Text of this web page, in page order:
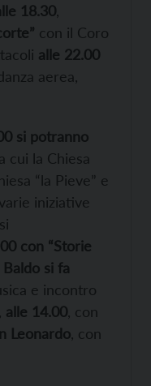
18.30
con il Coro
alle 22.00
aerea,
si potranno
cui la Chiesa
“la Pieve” e
iniziative
con “Storie
si fa
e incontro
alle 14.00 , con
Leonardo , con